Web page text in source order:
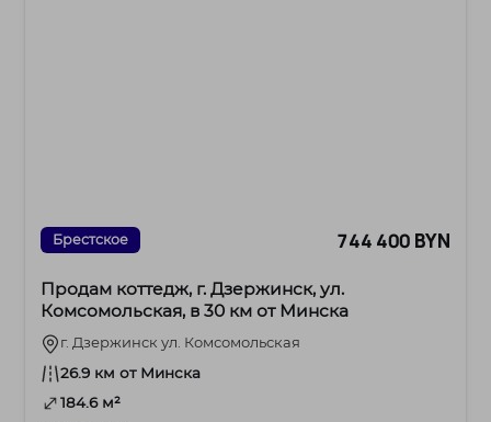
Брестское 744 400 BYN
Продам коттедж, г. Дзержинск, ул.
Комсомольская, в 30 км от Минска
г. Дзержинск ул. Комсомольская
26.9 км от Минска
184.6 м²